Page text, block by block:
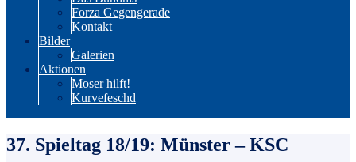
Forza Gegengerade
Kontakt
Bilder
Galerien
Aktionen
Moser hilft!
Kurvefeschd
37. Spieltag 18/19: Münster – KSC